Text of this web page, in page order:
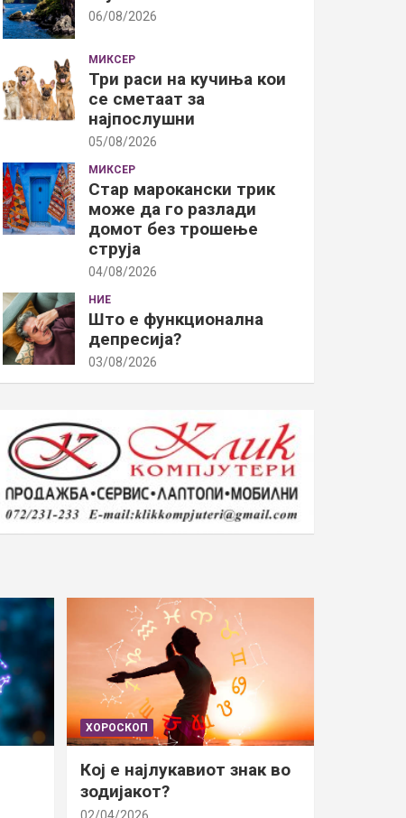
06/08/2026
МИКСЕР
Три раси на кучиња кои
се сметаат за
најпослушни
05/08/2026
МИКСЕР
Стар марокански трик
може да го разлади
домот без трошење
струја
04/08/2026
НИЕ
Што е функционална
депресија?
03/08/2026
ХОРОСКОП
Кој е најлукавиот знак во
зодијакот?